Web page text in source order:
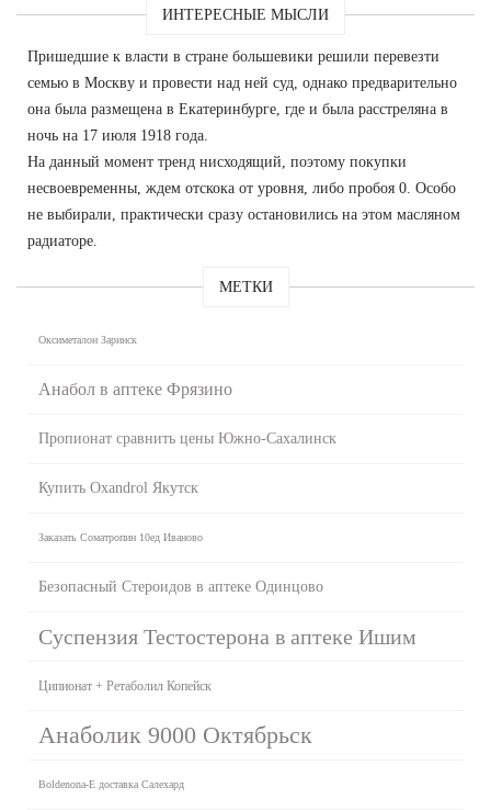
ИНТЕРЕСНЫЕ МЫСЛИ
Пришедшие к власти в стране большевики решили перевезти
семью в Москву и провести над ней суд, однако предварительно
она была размещена в Екатеринбурге, где и была расстреляна в
ночь на 17 июля 1918 года.
На данный момент тренд нисходящий, поэтому покупки
несвоевременны, ждем отскока от уровня, либо пробоя 0. Особо
не выбирали, практически сразу остановились на этом масляном
радиаторе.
МЕТКИ
Оксиметалон Заринск
Анабол в аптеке Фрязино
Пропионат сравнить цены Южно-Сахалинск
Купить Oxandrol Якутск
Заказать Cоматропин 10ед Иваново
Безопасный Стероидов в аптеке Одинцово
Суспензия Тестостерона в аптеке Ишим
Ципионат + Ретаболил Копейск
Анаболик 9000 Октябрьск
Boldenona-E доставка Салехард